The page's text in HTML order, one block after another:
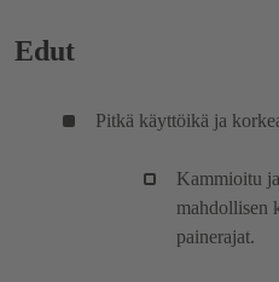
Edut
Pitkä käyttöikä ja
Kammioitu
mahdollisen
painerajat.